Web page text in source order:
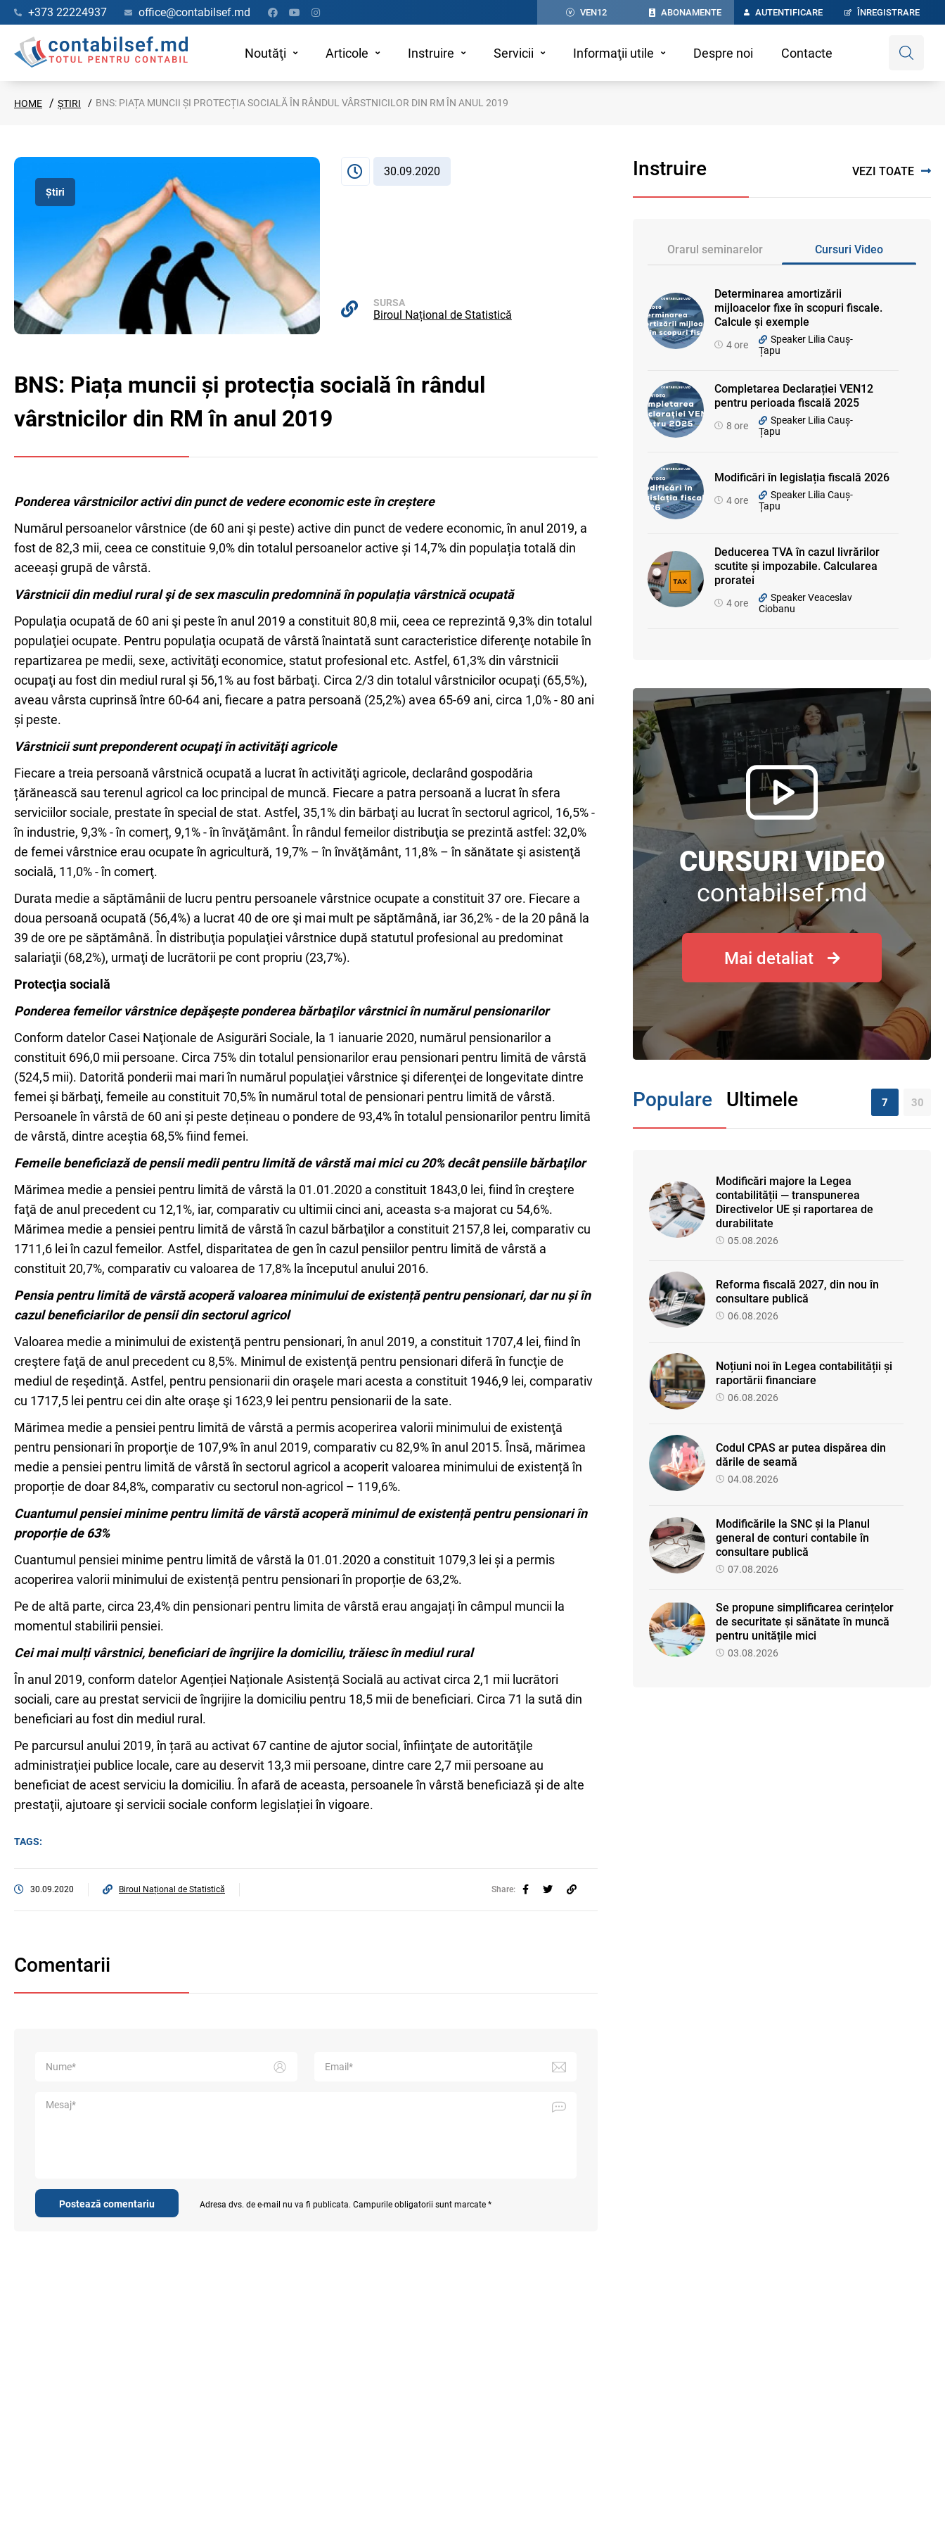
+373 22224937 office@contabilsef.md VEN12 ABONAMENTE AUTENTIFICARE ÎNREGISTRARE
Noutăţi Articole Instruire Servicii Informaţii utile Despre noi Contacte
HOME ȘTIRI BNS: PIAȚA MUNCII ȘI PROTECȚIA SOCIALĂ ÎN RÂNDUL VÂRSTNICILOR DIN RM ÎN ANUL 2019
Știri
30.09.2020
SURSA
Biroul Național de Statistică
BNS: Piața muncii și protecția socială în rândul
vârstnicilor din RM în anul 2019
Ponderea vârstnicilor activi din punct de vedere economic este în creștere
Numărul persoanelor vârstnice (de 60 ani şi peste) active din punct de vedere economic, în anul 2019, a
fost de 82,3 mii, ceea ce constituie 9,0% din totalul persoanelor active și 14,7% din populația totală din
aceeași grupă de vârstă.
Vârstnicii din mediul rural şi de sex masculin predomnină în populația vârstnică ocupată
Populaţia ocupată de 60 ani şi peste în anul 2019 a constituit 80,8 mii, ceea ce reprezintă 9,3% din totalul
populaţiei ocupate. Pentru populaţia ocupată de vârstă înaintată sunt caracteristice diferenţe notabile în
repartizarea pe medii, sexe, activităţi economice, statut profesional etc. Astfel, 61,3% din vârstnicii
ocupaţi au fost din mediul rural şi 56,1% au fost bărbaţi. Circa 2/3 din totalul vârstnicilor ocupaţi (65,5%),
aveau vârsta cuprinsă între 60-64 ani, fiecare a patra persoană (25,2%) avea 65-69 ani, circa 1,0% - 80 ani
și peste.
Vârstnicii sunt preponderent ocupaţi în activităţi agricole
Fiecare a treia persoană vârstnică ocupată a lucrat în activităţi agricole, declarând gospodăria
țărănească sau terenul agricol ca loc principal de muncă. Fiecare a patra persoană a lucrat în sfera
serviciilor sociale, prestate în special de stat. Astfel, 35,1% din bărbaţi au lucrat în sectorul agricol, 16,5% -
în industrie, 9,3% - în comerț, 9,1% - în învăţământ. În rândul femeilor distribuţia se prezintă astfel: 32,0%
de femei vârstnice erau ocupate în agricultură, 19,7% – în învăţământ, 11,8% – în sănătate şi asistenţă
socială, 11,0% - în comerţ.
Durata medie a săptămânii de lucru pentru persoanele vârstnice ocupate a constituit 37 ore. Fiecare a
doua persoană ocupată (56,4%) a lucrat 40 de ore şi mai mult pe săptămână, iar 36,2% - de la 20 până la
39 de ore pe săptămână. În distribuţia populaţiei vârstnice după statutul profesional au predominat
salariaţii (68,2%), urmaţi de lucrătorii pe cont propriu (23,7%).
Protecţia socială
Ponderea femeilor vârstnice depăşește ponderea bărbaţilor vârstnici în numărul pensionarilor
Conform datelor Casei Naţionale de Asigurări Sociale, la 1 ianuarie 2020, numărul pensionarilor a
constituit 696,0 mii persoane. Circa 75% din totalul pensionarilor erau pensionari pentru limită de vârstă
(524,5 mii). Datorită ponderii mai mari în numărul populaţiei vârstnice şi diferenţei de longevitate dintre
femei şi bărbaţi, femeile au constituit 70,5% în numărul total de pensionari pentru limită de vârstă.
Persoanele în vârstă de 60 ani și peste dețineau o pondere de 93,4% în totalul pensionarilor pentru limită
de vârstă, dintre aceștia 68,5% fiind femei.
Femeile beneficiază de pensii medii pentru limită de vârstă mai mici cu 20% decât pensiile bărbaţilor
Mărimea medie a pensiei pentru limită de vârstă la 01.01.2020 a constituit 1843,0 lei, fiind în creştere
faţă de anul precedent cu 12,1%, iar, comparativ cu ultimii cinci ani, aceasta s-a majorat cu 54,6%.
Mărimea medie a pensiei pentru limită de vârstă în cazul bărbaţilor a constituit 2157,8 lei, comparativ cu
1711,6 lei în cazul femeilor. Astfel, disparitatea de gen în cazul pensiilor pentru limită de vârstă a
constituit 20,7%, comparativ cu valoarea de 17,8% la începutul anului 2016.
Pensia pentru limită de vârstă acoperă valoarea minimului de existență pentru pensionari, dar nu și în
cazul beneficiarilor de pensii din sectorul agricol
Valoarea medie a minimului de existenţă pentru pensionari, în anul 2019, a constituit 1707,4 lei, fiind în
creştere faţă de anul precedent cu 8,5%. Minimul de existenţă pentru pensionari diferă în funcţie de
mediul de reşedinţă. Astfel, pentru pensionarii din oraşele mari acesta a constituit 1946,9 lei, comparativ
cu 1717,5 lei pentru cei din alte oraşe şi 1623,9 lei pentru pensionarii de la sate.
Mărimea medie a pensiei pentru limită de vârstă a permis acoperirea valorii minimului de existenţă
pentru pensionari în proporţie de 107,9% în anul 2019, comparativ cu 82,9% în anul 2015. Însă, mărimea
medie a pensiei pentru limită de vârstă în sectorul agricol a acoperit valoarea minimului de existență în
proporție de doar 84,8%, comparativ cu sectorul non-agricol – 119,6%.
Cuantumul pensiei minime pentru limită de vârstă acoperă minimul de existență pentru pensionari în
proporție de 63%
Cuantumul pensiei minime pentru limită de vârstă la 01.01.2020 a constituit 1079,3 lei și a permis
acoperirea valorii minimului de existență pentru pensionari în proporție de 63,2%.
Pe de altă parte, circa 23,4% din pensionari pentru limita de vârstă erau angajați în câmpul muncii la
momentul stabilirii pensiei.
Cei mai mulți vârstnici, beneficiari de îngrijire la domiciliu, trăiesc în mediul rural
În anul 2019, conform datelor Agenției Naționale Asistență Socială au activat circa 2,1 mii lucrători
sociali, care au prestat servicii de îngrijire la domiciliu pentru 18,5 mii de beneficiari. Circa 71 la sută din
beneficiari au fost din mediul rural.
Pe parcursul anului 2019, în țară au activat 67 cantine de ajutor social, înfiinţate de autorităţile
administraţiei publice locale, care au deservit 13,3 mii persoane, dintre care 2,7 mii persoane au
beneficiat de acest serviciu la domiciliu. În afară de aceasta, persoanele în vârstă beneficiază și de alte
prestaţii, ajutoare şi servicii sociale conform legislației în vigoare.
TAGS:
30.09.2020 Biroul Național de Statistică Share:
Comentarii
Postează comentariu Adresa dvs. de e-mail nu va fi publicata. Campurile obligatorii sunt marcate *
Instruire VEZI TOATE
Orarul seminarelor Cursuri Video
Determinarea amortizării
mijloacelor fixe în scopuri fiscale.
Calcule și exemple
4 ore
Speaker Lilia Cauș-
Țapu
Completarea Declarației VEN12
pentru perioada fiscală 2025
8 ore
Speaker Lilia Cauș-
Țapu
Modificări în legislația fiscală 2026
4 ore
Speaker Lilia Cauș-
Țapu
Deducerea TVA în cazul livrărilor
scutite și impozabile. Calcularea
proratei
4 ore
Speaker Veaceslav
Ciobanu
CURSURI VIDEO
contabilsef.md
Mai detaliat
Populare Ultimele 7 30
Modificări majore la Legea
contabilității — transpunerea
Directivelor UE și raportarea de
durabilitate
05.08.2026
Reforma fiscală 2027, din nou în
consultare publică
06.08.2026
Noțiuni noi în Legea contabilității și
raportării financiare
06.08.2026
Codul CPAS ar putea dispărea din
dările de seamă
04.08.2026
Modificările la SNC și la Planul
general de conturi contabile în
consultare publică
07.08.2026
Se propune simplificarea cerințelor
de securitate și sănătate în muncă
pentru unitățile mici
03.08.2026